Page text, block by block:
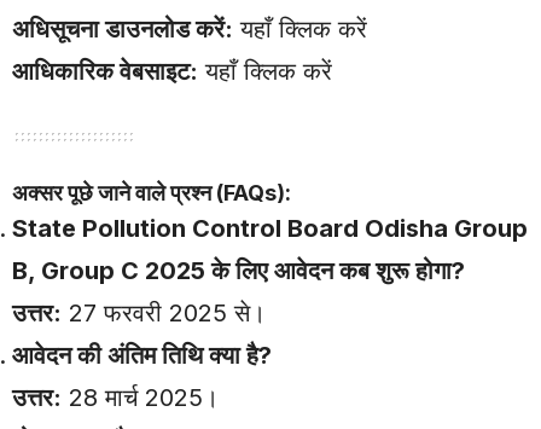
अधिसूचना डाउनलोड करें: यहाँ क्लिक करें
आधिकारिक वेबसाइट: यहाँ क्लिक करें
अक्सर पूछे जाने वाले प्रश्न (FAQs):
State Pollution Control Board Odisha Group
B, Group C 2025 के लिए आवेदन कब शुरू होगा?
उत्तर: 27 फरवरी 2025 से।
आवेदन की अंतिम तिथि क्या है?
उत्तर: 28 मार्च 2025।